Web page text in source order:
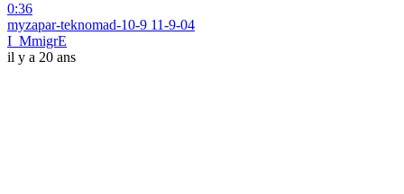
0:36
myzapar-teknomad-10-9 11-9-04
I_MmigrE
il y a 20 ans